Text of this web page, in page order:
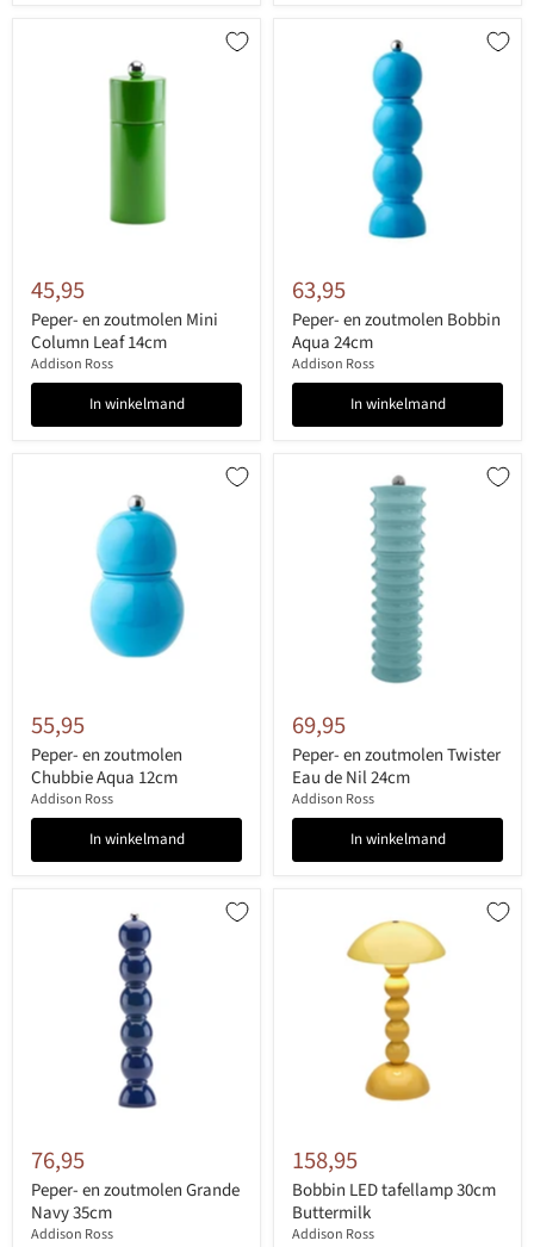
45,95
Peper- en zoutmolen Mini
Column Leaf 14cm
Addison Ross
In winkelmand
63,95
Peper- en zoutmolen Bobbin
Aqua 24cm
Addison Ross
In winkelmand
55,95
Peper- en zoutmolen
Chubbie Aqua 12cm
Addison Ross
In winkelmand
69,95
Peper- en zoutmolen Twister
Eau de Nil 24cm
Addison Ross
In winkelmand
76,95
Peper- en zoutmolen Grande
Navy 35cm
Addison Ross
158,95
Bobbin LED tafellamp 30cm
Buttermilk
Addison Ross